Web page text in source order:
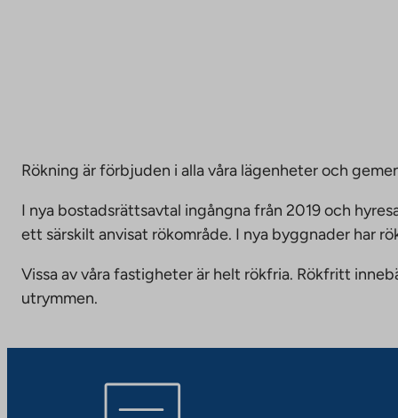
Rökning är förbjuden i alla våra lägenheter och
I nya bostadsrättsavtal ingångna från 2019 och
ett särskilt anvisat rökområde. I nya byggnader har
Vissa av våra fastigheter är helt rökfria. Rökfritt
utrymmen.